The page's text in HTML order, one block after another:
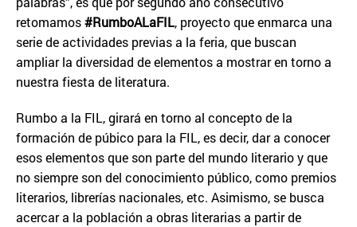
retomamos#RumboALaFIL, proyecto que enmarca una
serie de actividades previas a la feria, que buscan
ampliar la diversidad de elementos a mostrar en torno a
nuestra fiesta de literatura.
Rumbo a la FIL, girará en torno al concepto de la
formación de púbico para la FIL, es decir, dar a conocer
esos elementos que son parte del mundo literario y que
no siempre son del conocimiento público, como premios
literarios, librerías nacionales, etc. Asimismo, se busca
acercar a la población a obras literarias a partir de